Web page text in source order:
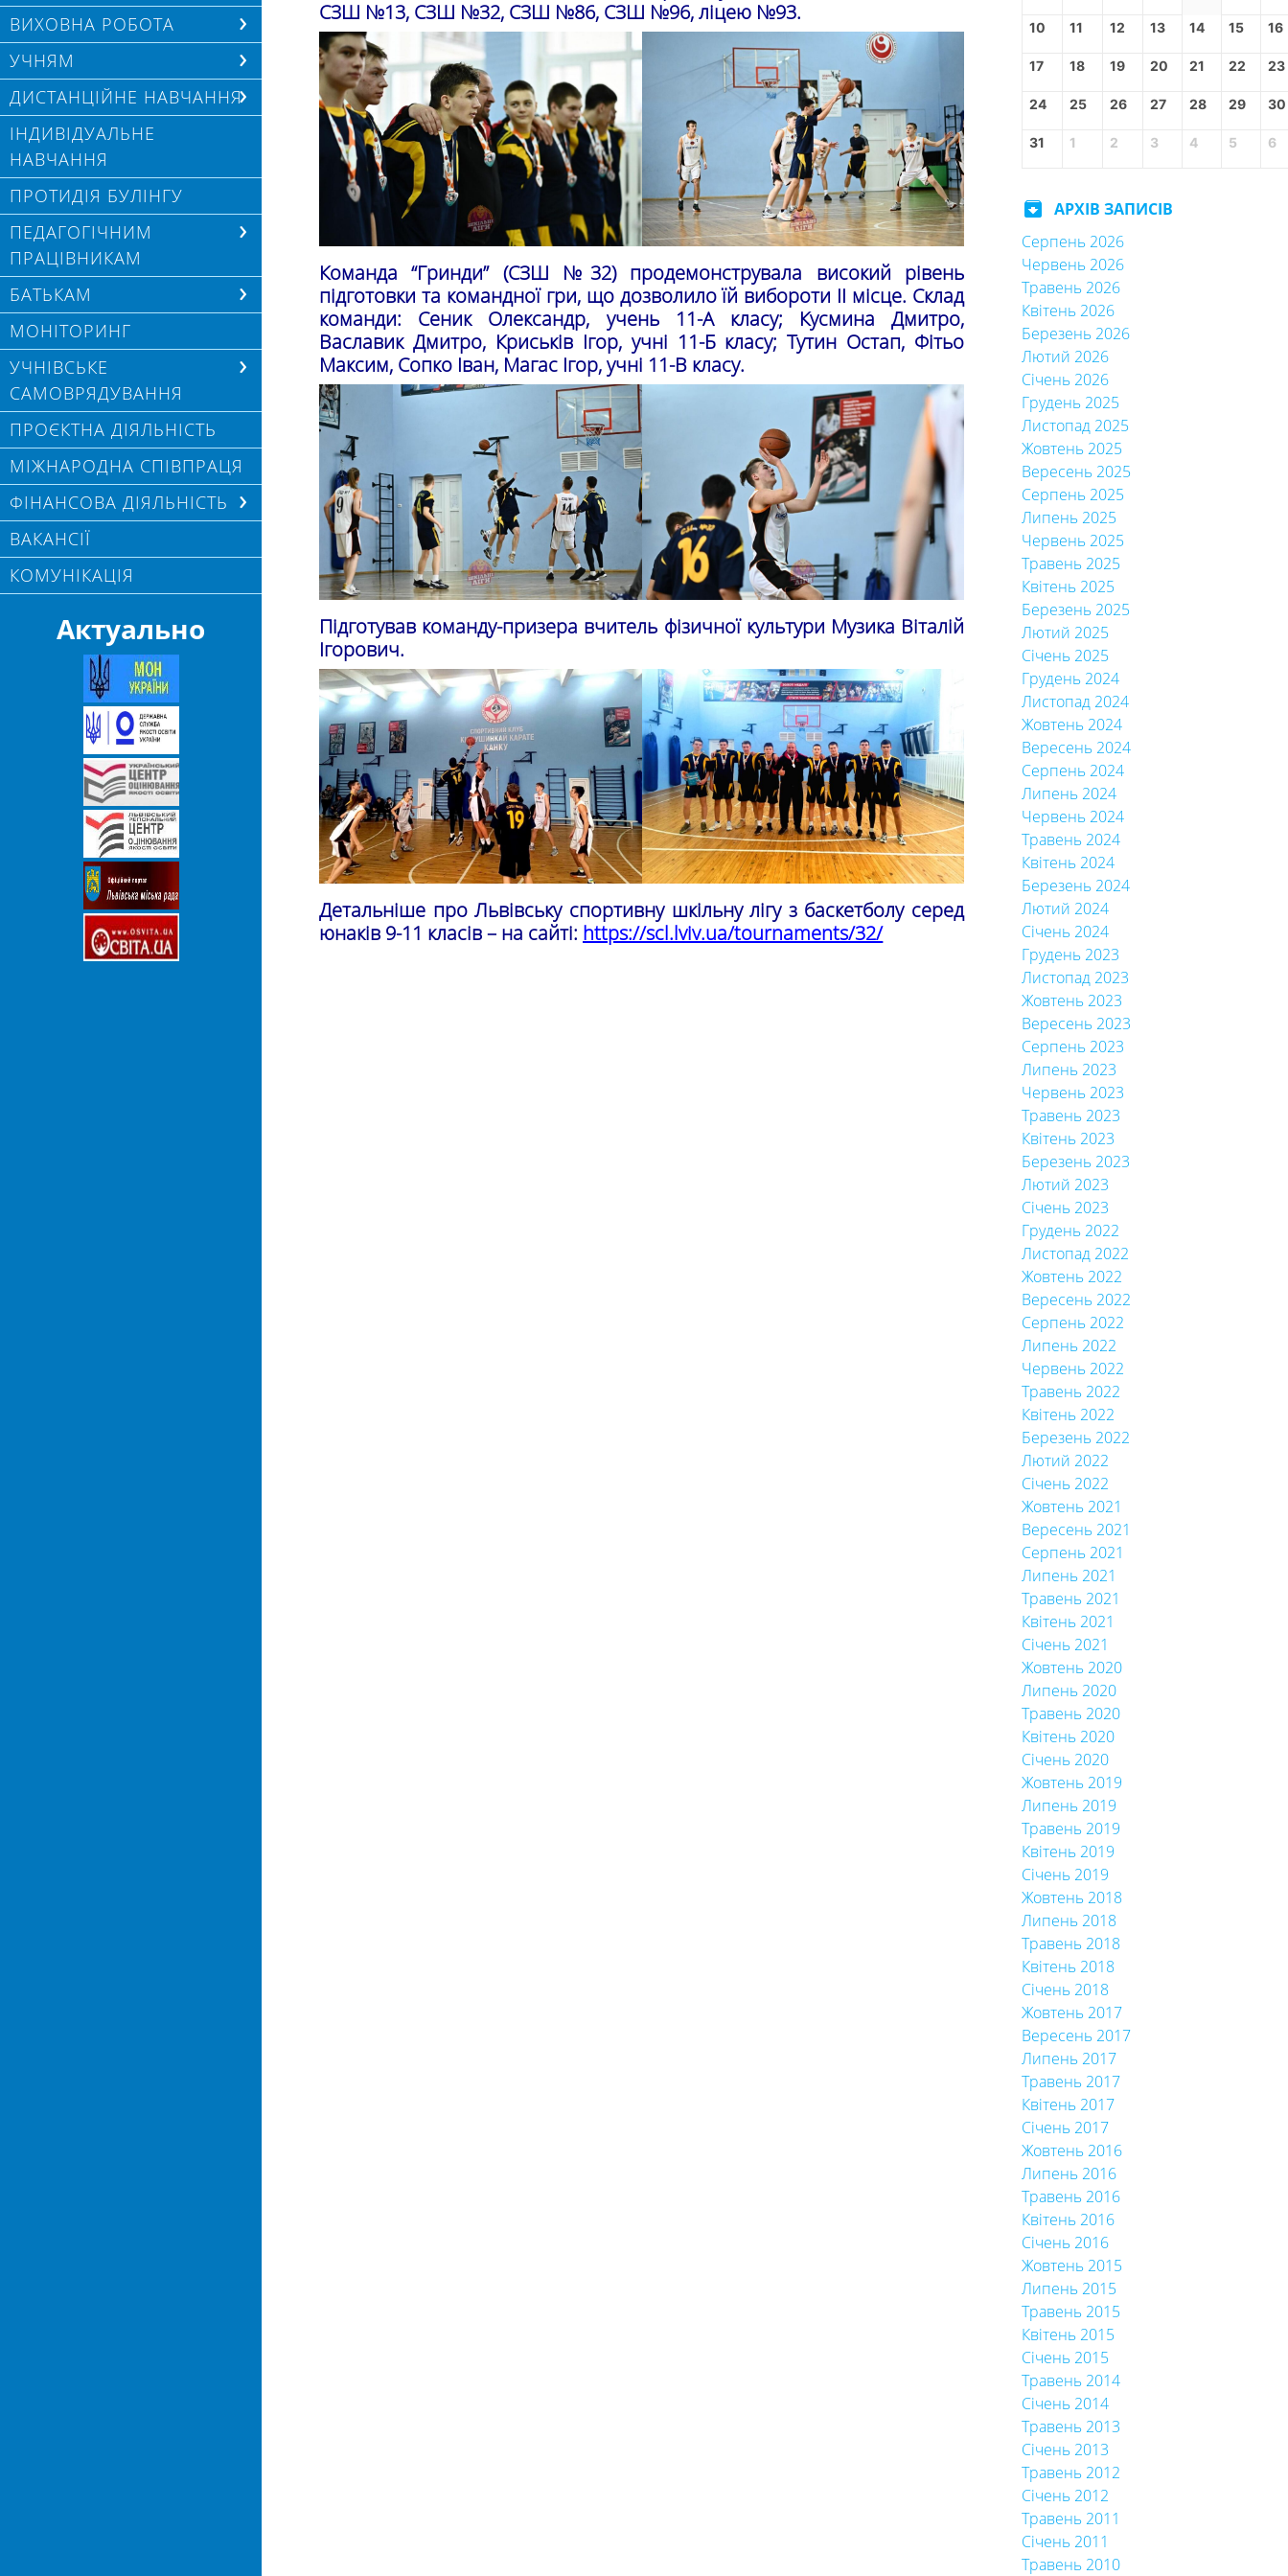
ВИХОВНА РОБОТА
УЧНЯМ
ДИСТАНЦІЙНЕ НАВЧАННЯ
ІНДИВІДУАЛЬНЕ
НАВЧАННЯ
ПРОТИДІЯ БУЛІНГУ
ПЕДАГОГІЧНИМ
ПРАЦІВНИКАМ
БАТЬКАМ
МОНІТОРИНГ
УЧНІВСЬКЕ
САМОВРЯДУВАННЯ
ПРОЄКТНА ДІЯЛЬНІСТЬ
МІЖНАРОДНА СПІВПРАЦЯ
ФІНАНСОВА ДІЯЛЬНІСТЬ
ВАКАНСІЇ
КОМУНІКАЦІЯ
Актуально
СЗШ №13, СЗШ №32, СЗШ №86, СЗШ №96, ліцею №93.
Команда “Гринди” (СЗШ №32) продемонструвала високий рівень
підготовки та командної гри, що дозволило їй вибороти ІІ місце. Склад
команди: Сеник Олександр, учень 11-А класу; Кусмина Дмитро,
Ваславик Дмитро, Криськів Ігор, учні 11-Б класу; Тутин Остап, Фітьо
Максим, Сопко Іван, Магас Ігор, учні 11-В класу.
Підготував команду-призера вчитель фізичної культури Музика Віталій
Ігорович.
Детальніше про Львівську спортивну шкільну лігу з баскетболу серед
юнаків 9-11 класів – на сайті: https://scl.lviv.ua/tournaments/32/
10 11 12 13 14 15 16
17 18 19 20 21 22 23
24 25 26 27 28 29 30
31 1 2 3 4 5 6
archive АРХІВ ЗАПИСІВ
Серпень 2026
Червень 2026
Травень 2026
Квітень 2026
Березень 2026
Лютий 2026
Січень 2026
Грудень 2025
Листопад 2025
Жовтень 2025
Вересень 2025
Серпень 2025
Липень 2025
Червень 2025
Травень 2025
Квітень 2025
Березень 2025
Лютий 2025
Січень 2025
Грудень 2024
Листопад 2024
Жовтень 2024
Вересень 2024
Серпень 2024
Липень 2024
Червень 2024
Травень 2024
Квітень 2024
Березень 2024
Лютий 2024
Січень 2024
Грудень 2023
Листопад 2023
Жовтень 2023
Вересень 2023
Серпень 2023
Липень 2023
Червень 2023
Травень 2023
Квітень 2023
Березень 2023
Лютий 2023
Січень 2023
Грудень 2022
Листопад 2022
Жовтень 2022
Вересень 2022
Серпень 2022
Липень 2022
Червень 2022
Травень 2022
Квітень 2022
Березень 2022
Лютий 2022
Січень 2022
Жовтень 2021
Вересень 2021
Серпень 2021
Липень 2021
Травень 2021
Квітень 2021
Січень 2021
Жовтень 2020
Липень 2020
Травень 2020
Квітень 2020
Січень 2020
Жовтень 2019
Липень 2019
Травень 2019
Квітень 2019
Січень 2019
Жовтень 2018
Липень 2018
Травень 2018
Квітень 2018
Січень 2018
Жовтень 2017
Вересень 2017
Липень 2017
Травень 2017
Квітень 2017
Січень 2017
Жовтень 2016
Липень 2016
Травень 2016
Квітень 2016
Січень 2016
Жовтень 2015
Липень 2015
Травень 2015
Квітень 2015
Січень 2015
Травень 2014
Січень 2014
Травень 2013
Січень 2013
Травень 2012
Січень 2012
Травень 2011
Січень 2011
Травень 2010